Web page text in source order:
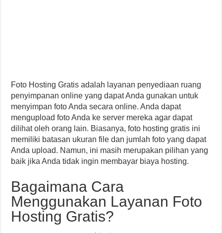
Foto Hosting Gratis adalah layanan penyediaan ruang
penyimpanan online yang dapat Anda gunakan untuk
menyimpan foto Anda secara online. Anda dapat
mengupload foto Anda ke server mereka agar dapat
dilihat oleh orang lain. Biasanya, foto hosting gratis ini
memiliki batasan ukuran file dan jumlah foto yang dapat
Anda upload. Namun, ini masih merupakan pilihan yang
baik jika Anda tidak ingin membayar biaya hosting.
Bagaimana Cara
Menggunakan Layanan Foto
Hosting Gratis?